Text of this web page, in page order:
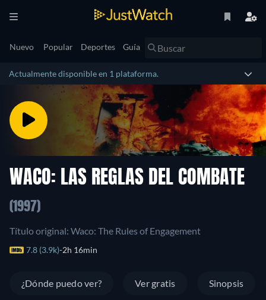
Nuevo Popular Deportes Guía
Actualmente disponible en 1 plataforma.
WACO: LAS REGLAS DEL COMBATE
(1997)
Título original: Waco: The Rules of Engagement
7.8 (3.9k) 2h 16min
¿Dónde puedo ver? Ver gratis Sinopsis